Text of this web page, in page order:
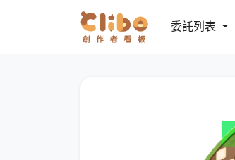
委託列表